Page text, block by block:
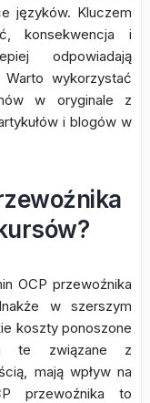
języków. Kluczem
konsekwencja i
odpowiadają
wykorzystać
w oryginale z
i blogów w
OCP przewoźnika
w szerszym
koszty ponoszone
te związane z
mają wpływ na
przewoźnika to